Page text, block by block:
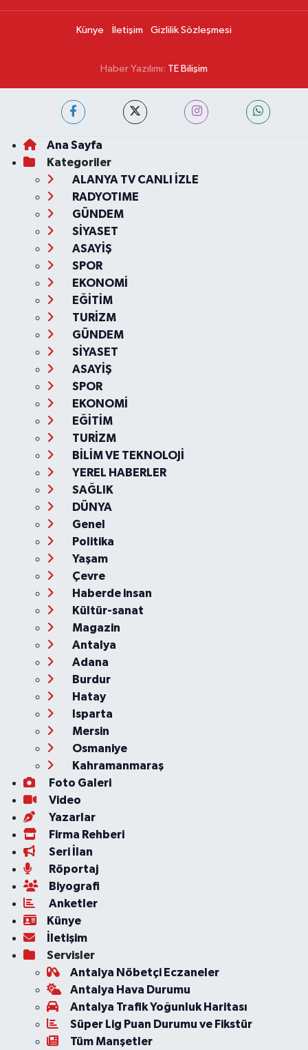
Künye İletişim Gizlilik Sözleşmesi
Haber Yazılımı: TE Bilişim
Ana Sayfa
Kategoriler
ALANYA TV CANLI İZLE
RADYOTIME
GÜNDEM
SİYASET
ASAYİŞ
SPOR
EKONOMİ
EĞİTİM
TURİZM
GÜNDEM
SİYASET
ASAYİŞ
SPOR
EKONOMİ
EĞİTİM
TURİZM
BİLİM VE TEKNOLOJİ
YEREL HABERLER
SAĞLIK
DÜNYA
Genel
Politika
Yaşam
Çevre
Haberde insan
Kültür-sanat
Magazin
Antalya
Adana
Burdur
Hatay
Isparta
Mersin
Osmaniye
Kahramanmaraş
Foto Galeri
Video
Yazarlar
Firma Rehberi
Seri İlan
Röportaj
Biyografi
Anketler
Künye
İletişim
Servisler
Antalya Nöbetçi Eczaneler
Antalya Hava Durumu
Antalya Trafik Yoğunluk Haritası
Süper Lig Puan Durumu ve Fikstür
Tüm Manşetler